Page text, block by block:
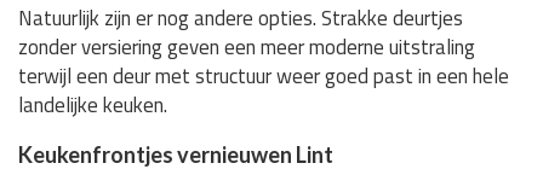
Natuurlijk zijn er nog andere opties. Strakke deurtjes
zonder versiering geven een meer moderne uitstraling
terwijl een deur met structuur weer goed past in een hele
landelijke keuken.
Keukenfrontjes vernieuwen Lint